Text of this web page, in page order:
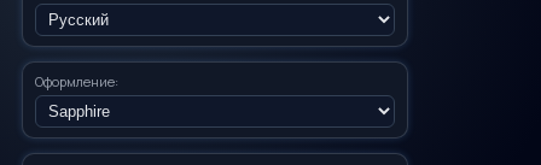
Оформление: